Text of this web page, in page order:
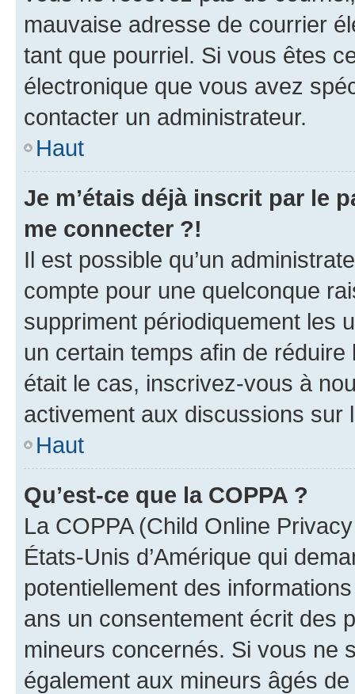
mauvaise adresse de courrier
tant que pourriel. Si vous êtes
électronique que vous avez
contacter un administrateur.
Haut
Je m’étais déjà inscrit par le
me connecter ?!
Il est possible qu’un
compte pour une quelconque
suppriment périodiquement les
un certain temps afin de
était le cas, inscrivez-vous à
activement aux discussions sur
Haut
Qu’est-ce que la COPPA ?
La COPPA (Child Online
États-Unis d’Amérique qui
potentiellement des
ans un consentement écrit des
mineurs concernés. Si vous ne
également aux mineurs âgés